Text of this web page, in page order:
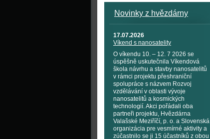
Novinky z hvězdárny
17.07.2026
Víkend s nanosatelity
O víkendu 10. – 12. 7 2026 se
úspěšně uskutečnila Víkendová
škola návrhu a stavby nanosatelitů
v rámci projektu přeshraniční
spolupráce s názvem Rozvoj
vzdělávání v oblasti vývoje
nanosatelitů a kosmických
technologií. Akci pořádali oba
partneři projektu, Hvězdárna
Valašské Meziříčí, p. o. a Slovenská
organizácia pre vesmírné aktivity a
zúčastnilo se ji 15 účastníků z obou